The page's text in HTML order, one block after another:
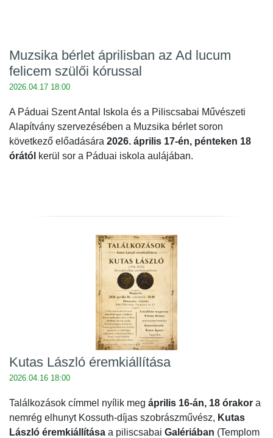
Muzsika bérlet áprilisban az Ad lucum
felicem szülői kórussal
2026.04.17 18:00
A Páduai Szent Antal Iskola és a Piliscsabai Művészeti
Alapítvány szervezésében a Muzsika bérlet soron
következő előadására 2026. április 17-én, pénteken 18
órától kerül sor a Páduai iskola aulájában.
Kutas László éremkiállítása
2026.04.16 18:00
Találkozások címmel nyílik meg április 16-án, 18 órakor a
nemrég elhunyt Kossuth-díjas szobrászművész, Kutas
László éremkiállítása a piliscsabai Galériában (Templom